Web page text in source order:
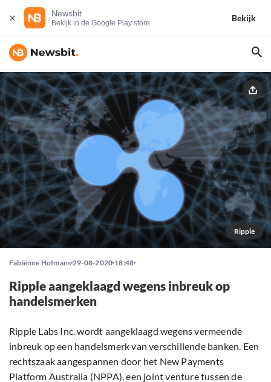
Newsbit
Bekijk in de Google Play store
Bekijk
Ripple
Fabiënne Hofmans 29-08-2020 18:48
Ripple aangeklaagd wegens inbreuk op
handelsmerken
Ripple Labs Inc. wordt aangeklaagd wegens vermeende
inbreuk op een handelsmerk van verschillende banken. Een
rechtszaak aangespannen door het New Payments
Platform Australia (NPPA), een joint venture tussen de